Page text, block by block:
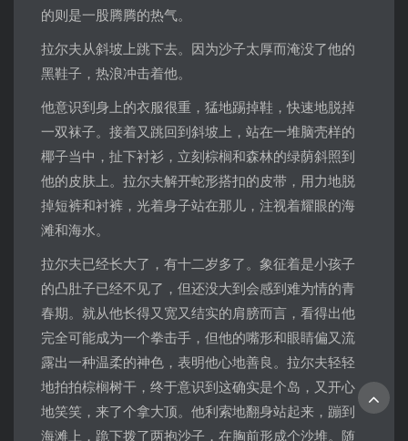
的则是一股腾腾的热气。
拉尔夫从斜坡上跳下去。因为沙子太厚而淹没了他的
黑鞋子，热浪冲击着他。
他意识到身上的衣服很重，猛地踢掉鞋，快速地脱掉
一双袜子。接着又跳回到斜坡上，站在一堆脑壳样的
椰子当中，扯下衬衫，立刻棕榈和森林的绿荫斜照到
他的皮肤上。拉尔夫解开蛇形搭扣的皮带，用力地脱
掉短裤和衬裤，光着身子站在那儿，注视着耀眼的海
滩和海水。
拉尔夫已经长大了，有十二岁多了。象征着是小孩子
的凸肚子已经不见了，但还没大到会感到难为情的青
春期。就从他长得又宽又结实的肩膀而言，看得出他
完全可能成为一个拳击手，但他的嘴形和眼睛偏又流
露出一种温柔的神色，表明他心地善良。拉尔夫轻轻
地拍拍棕榈树干，终于意识到这确实是个岛，又开心
地笑笑，来了个拿大顶。他利索地翻身站起来，蹦到
海滩上，跪下拨了两抱沙子，在胸前形成个沙堆。随